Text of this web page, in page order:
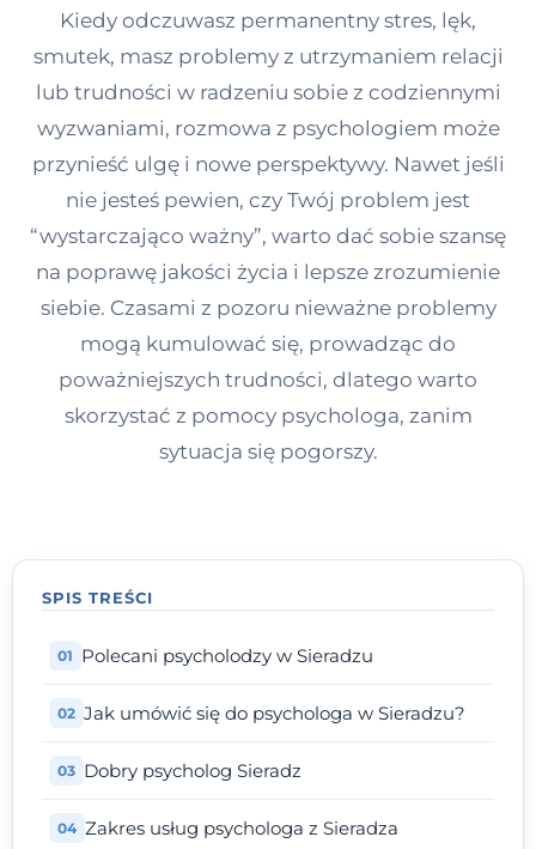
Dołącz do portalu
Kiedy odczuwasz permanentny stres, lęk,
smutek, masz problemy z utrzymaniem relacji
lub trudności w radzeniu sobie z codziennymi
wyzwaniami, rozmowa z psychologiem może
przynieść ulgę i nowe perspektywy. Nawet jeśli
nie jesteś pewien, czy Twój problem jest
“wystarczająco ważny”, warto dać sobie szansę
na poprawę jakości życia i lepsze zrozumienie
siebie. Czasami z pozoru nieważne problemy
mogą kumulować się, prowadząc do
poważniejszych trudności, dlatego warto
skorzystać z pomocy psychologa, zanim
sytuacja się pogorszy.
SPIS TREŚCI
Polecani psycholodzy w Sieradzu
Jak umówić się do psychologa w Sieradzu?
Dobry psycholog Sieradz
Zakres usług psychologa z Sieradza